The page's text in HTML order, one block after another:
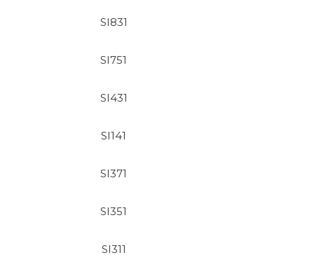
SI831
SI751
SI431
SI141
SI371
SI351
SI311